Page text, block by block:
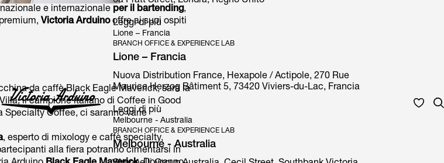
Leggi di più
Lione – Francia
BRANCH OFFICE & EXPERIENCE LAB
Lione – Francia
Nuova Distribution France, Hexapole / Actipole, 270 Rue
Maurice Herzog Bâtiment 5, 73420 Viviers-du-Lac, Francia
Leggi di più
Melbourne - Australia
BRANCH OFFICE & EXPERIENCE LAB
Melbourne - Australia
e internazionale per il bartending,
Victoria Arduinooffre ai suoi ospiti
da caffè Black Eagle Maverick, sarà la
il campione italiano di Coffee in Good
Specialty Coffee, ci saranno varie
, esperto di mixology e caffè specialty,
alla fiera potranno cimentarsi in